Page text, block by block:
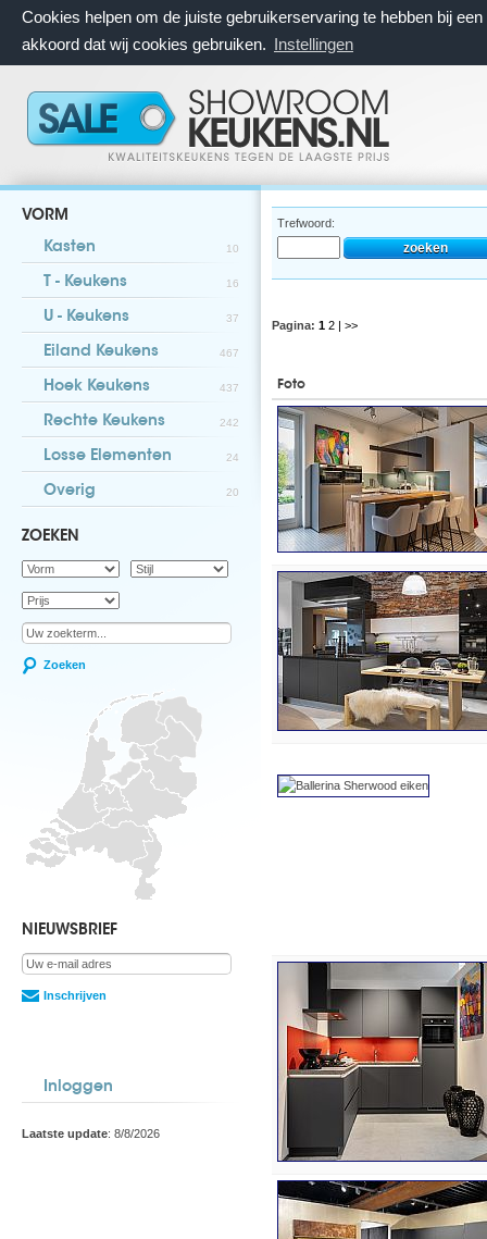
Cookies helpen om de juiste gebruikerservaring te hebben bij
akkoord dat wij cookies gebruiken. Instellingen
VORM
Kasten 10
T - Keukens 16
U - Keukens 37
Eiland Keukens 467
Hoek Keukens 437
Rechte Keukens 242
Losse Elementen 24
Overig 20
ZOEKEN
Zoeken
NIEUWSBRIEF
Inschrijven
Inloggen
Laatste update: 8/8/2026
Trefwoord:
Pagina: 1 2 | >>
Foto